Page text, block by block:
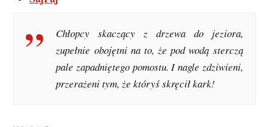
Chłopcy skaczący z drzewa do jeziora,
zupełnie obojętni na to, że pod wodą sterczą
pale zapadniętego pomostu. I nagle zdziwieni,
przerażeni tym, że któryś skręcił kark!